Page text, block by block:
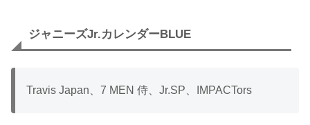
ジャニーズJr.カレンダーBLUE
Travis Japan、7 MEN 侍、Jr.SP、IMPACTors